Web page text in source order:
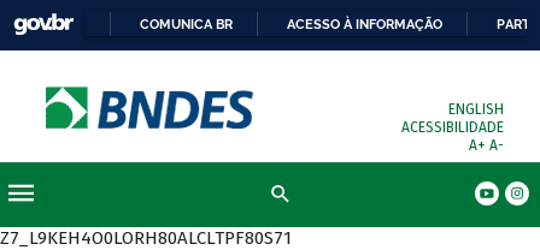
COMUNICA BR ACESSO À INFORMAÇÃO
ENGLISH
ACESSIBILIDADE
A+ A-
Z7_L9KEH4O0LORH80ALCLTPF80S71